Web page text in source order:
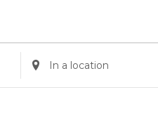
n
t